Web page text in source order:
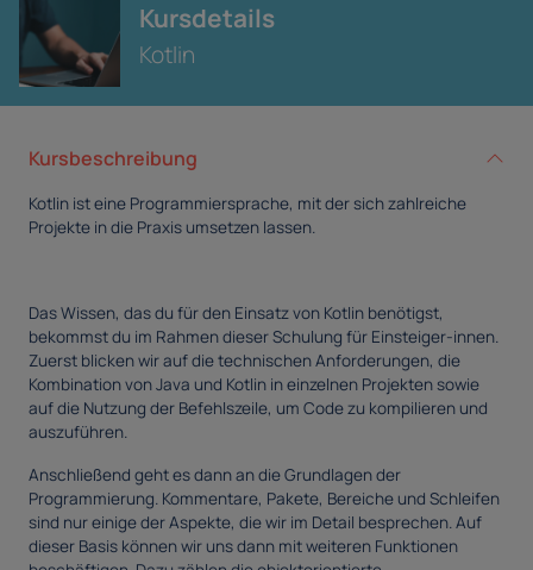
Kursdetails
Kotlin
Kursbeschreibung
Kotlin ist eine Programmiersprache, mit der sich zahlreiche
Projekte in die Praxis umsetzen lassen.
Das Wissen, das du für den Einsatz von Kotlin benötigst,
bekommst du im Rahmen dieser Schulung für Einsteiger-innen.
Zuerst blicken wir auf die technischen Anforderungen, die
Kombination von Java und Kotlin in einzelnen Projekten sowie
auf die Nutzung der Befehlszeile, um Code zu kompilieren und
auszuführen.
Anschließend geht es dann an die Grundlagen der
Programmierung. Kommentare, Pakete, Bereiche und Schleifen
sind nur einige der Aspekte, die wir im Detail besprechen. Auf
dieser Basis können wir uns dann mit weiteren Funktionen